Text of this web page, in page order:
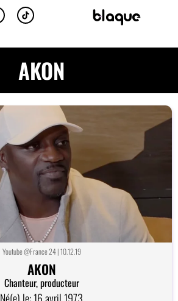
AKON
Youtube @France 24 | 10.12.19
AKON
Chanteur, producteur